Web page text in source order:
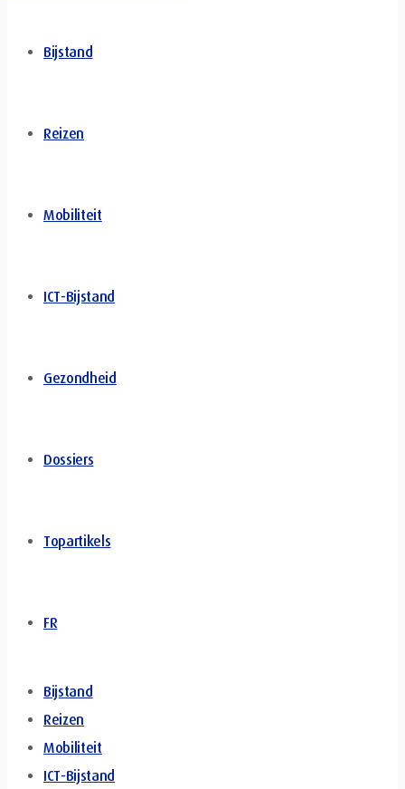
Bijstand
Reizen
Mobiliteit
ICT-Bijstand
Gezondheid
Dossiers
Topartikels
FR
Bijstand
Reizen
Mobiliteit
ICT-Bijstand